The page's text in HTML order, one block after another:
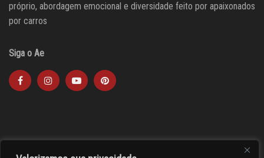
próprio, abordagem emocional e diversidade feito por apaixonados
por carros
Siga o Ae